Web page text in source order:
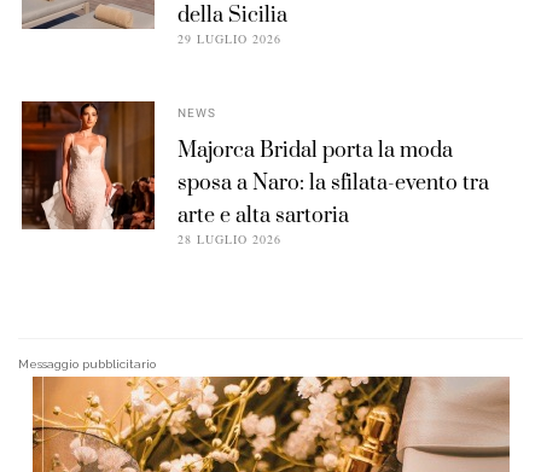
della Sicilia
29 LUGLIO 2026
NEWS
Majorca Bridal porta la moda
sposa a Naro: la sfilata-evento tra
arte e alta sartoria
28 LUGLIO 2026
Messaggio pubblicitario